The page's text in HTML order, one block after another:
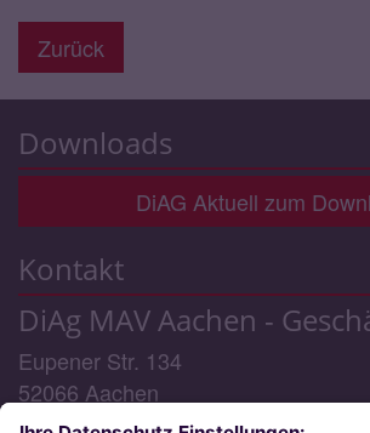
Zurück
Downloads
DiAG Aktuell zum
Kontakt
DiAg MAV Aachen -
Eupener Str. 134
52066 Aachen